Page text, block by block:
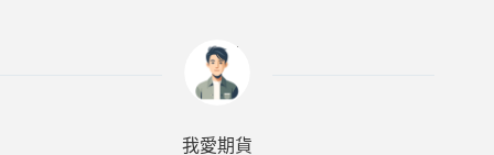
我愛期貨